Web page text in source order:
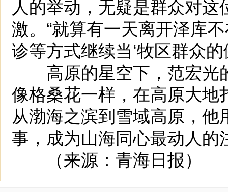
人的举动，无疑是群众对
激。“就算有一天离开泽库
诊等方式继续当‘牧区群众
高原的星空下，范宏光
像格桑花一样，在高原大
从渤海之滨到雪域高原，他
事，成为山海同心最动人的
（来源：青海日报）